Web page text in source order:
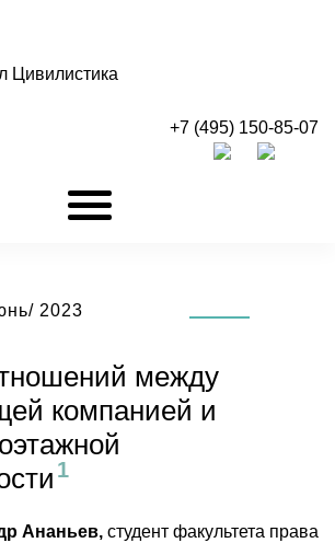
+7 (495) 150-85-07
2023
между
компанией и
Ананьев, студент факультета права